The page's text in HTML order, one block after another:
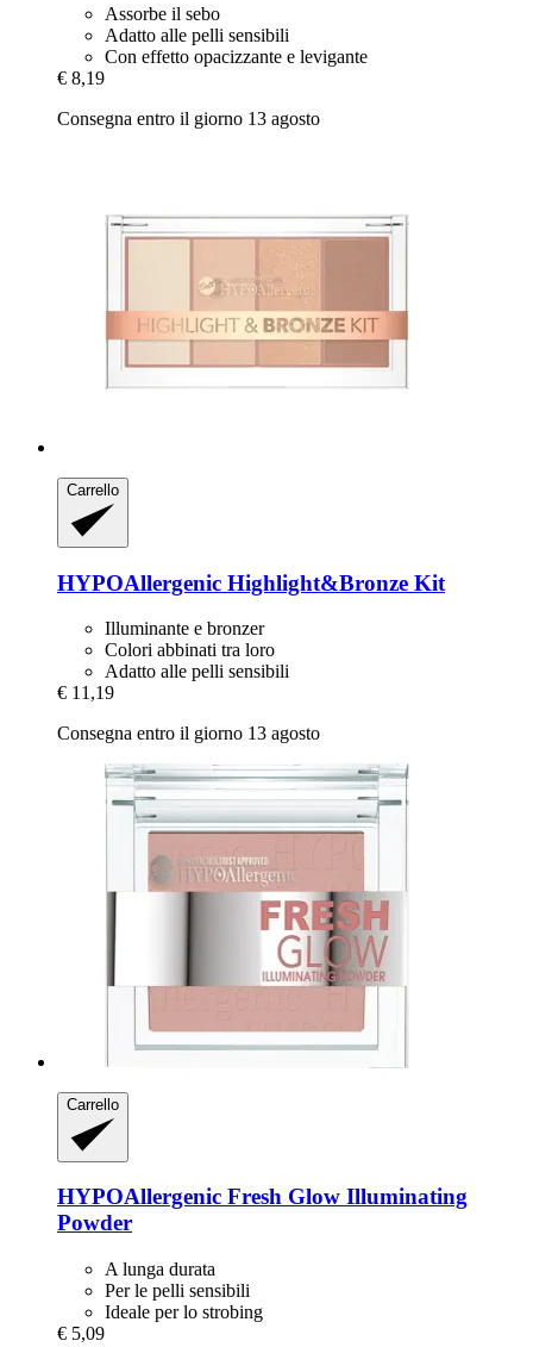
Assorbe il sebo
Adatto alle pelli sensibili
Con effetto opacizzante e levigante
€ 8,19
Consegna entro il giorno 13 agosto
Carrello
HYPOAllergenic Highlight&Bronze Kit
Illuminante e bronzer
Colori abbinati tra loro
Adatto alle pelli sensibili
€ 11,19
Consegna entro il giorno 13 agosto
Carrello
HYPOAllergenic Fresh Glow Illuminating
Powder
A lunga durata
Per le pelli sensibili
Ideale per lo strobing
€ 5,09